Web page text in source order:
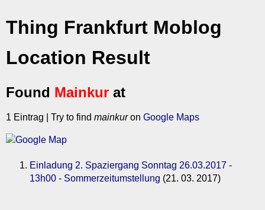
Thing Frankfurt Moblog
Location Result
Found Mainkur at
1 Eintrag | Try to find mainkuron Google Maps
Einladung 2. Spaziergang Sonntag 26.03.2017 -
13h00 - Sommerzeitumstellung (21. 03. 2017)